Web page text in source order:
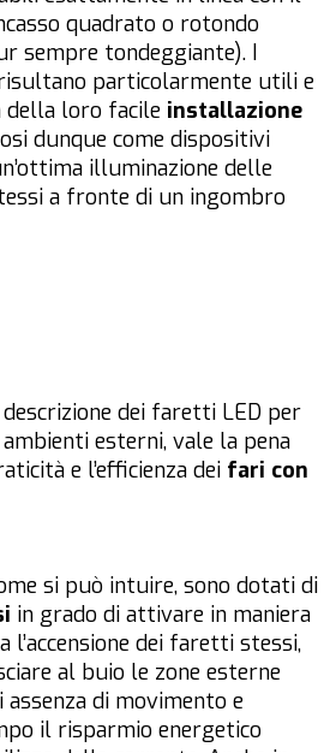
quadrato o rotondo
sempre tondeggiante). I
particolarmente utili e
della loro facile installazione
dunque come dispositivi
illuminazione delle
a fronte di un ingombro
dei faretti LED per
esterni, vale la pena
e l’efficienza dei fari con
si può intuire, sono dotati di
in grado di attivare in maniera
dei faretti stessi,
al buio le zone esterne
assenza di movimento e
il risparmio energetico